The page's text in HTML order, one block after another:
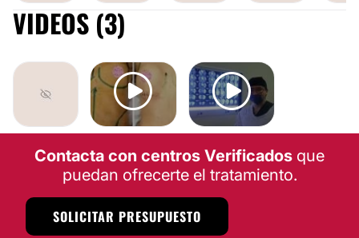
VIDEOS (3)
Contacta con centros Verificados que
puedan ofrecerte el tratamiento.
SOLICITAR PRESUPUESTO